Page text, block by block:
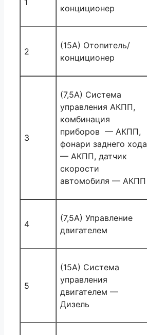
конциционер
2
(15A) Отопитель/
конциционер
3
(7,5A) Система
управления АКПП,
комбинация
приборов — АКПП,
фонари заднего хода
— АКПП, датчик
скорости
автомобиля — АКПП
4
(7,5А) Управление
двигателем
5
(15A) Система
управления
двигателем —
Дизель